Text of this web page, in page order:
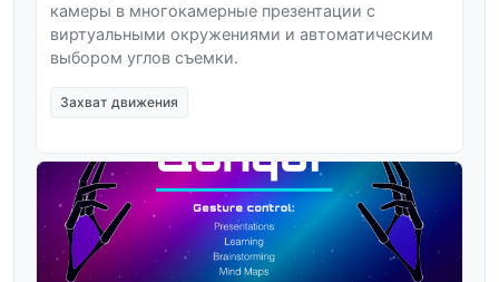
камеры в многокамерные презентации с
виртуальными окружениями и автоматическим
выбором углов съемки.
Захват движения